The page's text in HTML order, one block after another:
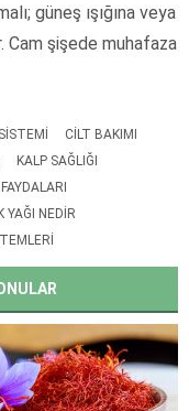
güneş ışığına veya
Cam şişede muhafaza
CILT BAKIMI
KALP SAĞLIĞI
YAĞI NEDIR